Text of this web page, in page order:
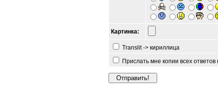
Картинка:
Translit -> кириллица
Прислать мне копии всех